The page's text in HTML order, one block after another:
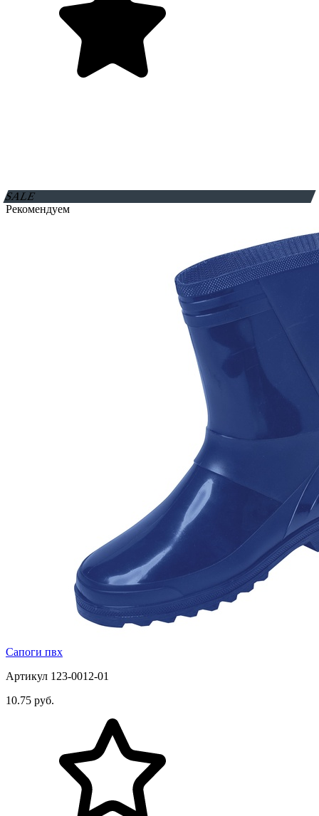
SALE
Рекомендуем
Сапоги пвх
Артикул 123-0012-01
10.75 руб.